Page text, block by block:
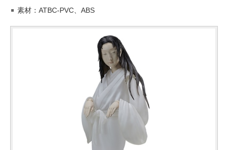
素材：ATBC-PVC、ABS